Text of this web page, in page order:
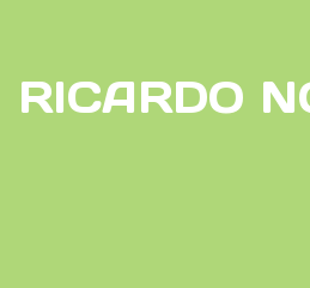
RICARDO